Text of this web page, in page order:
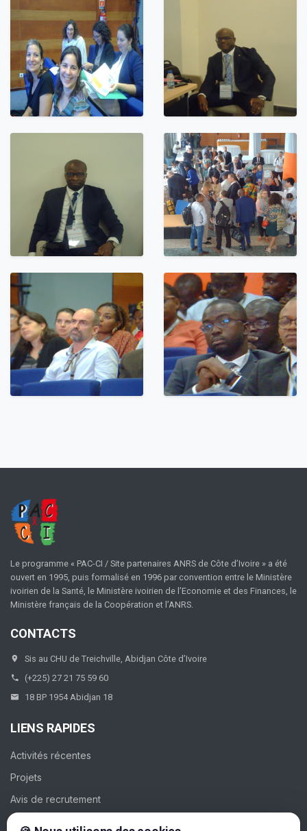
Le programme « PAC-CI / Site partenaires ANRS de Côte d’Ivoire » a été
ouvert en 1995, puis formalisé en 1996 par convention entre le Ministère
ivoirien de la Santé, le Ministère ivoirien de l’Economie et des Finances, le
Ministère français de la Coopération et l’ANRS.
CONTACTS
Sis au CHU de Treichville, Abidjan Côte d’Ivoire
(+225) 27 21 75 59 60
18 BP 1954 Abidjan 18
LIENS RAPIDES
Activités récentes
Projets
Avis de recrutement